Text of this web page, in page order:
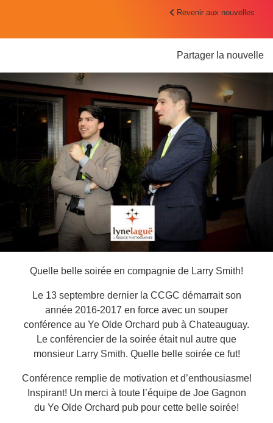
Revenir aux nouvelles
Partager la nouvelle
Quelle belle soirée en compagnie de Larry Smith!
Le 13 septembre dernier la CCGC démarrait son
année 2016-2017 en force avec un souper
conférence au Ye Olde Orchard pub à Chateauguay.
Le conférencier de la soirée était nul autre que
monsieur Larry Smith. Quelle belle soirée ce fut!
Conférence remplie de motivation et d’enthousiasme!
Inspirant! Un merci à toute l’équipe de Joe Gagnon
du Ye Olde Orchard pub pour cette belle soirée!